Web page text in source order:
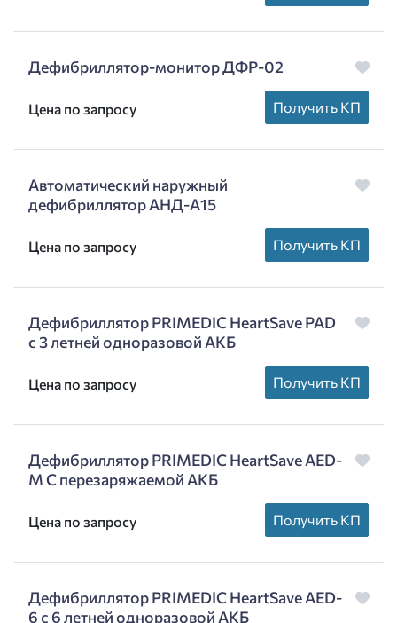
Дефибриллятор-монитор ДФР-02
Цена по запросу Получить КП
Автоматический наружный
дефибриллятор АНД-А15
Цена по запросу Получить КП
Дефибриллятор PRIMEDIC HeartSave PAD
с 3 летней одноразовой АКБ
Цена по запросу Получить КП
Дефибриллятор PRIMEDIC HeartSave AED-
M С перезаряжаемой АКБ
Цена по запросу Получить КП
Дефибриллятор PRIMEDIC HeartSave AED-
6 c 6 летней одноразовой АКБ